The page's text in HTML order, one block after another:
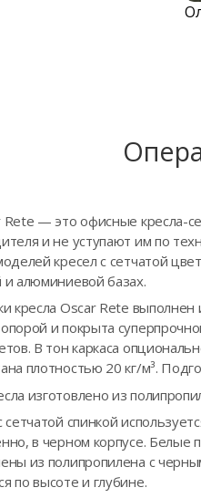
— это офисные кресла-
и не уступают им по
кресел с сетчатой
и алюминиевой базах.
кресла Oscar Rete
и покрыта
В тон каркаса
плотностью 20 кг/м³.
изготовлено из
сетчатой спинкой
в черном корпусе.
из полипропилена с
по высоте и глубине.